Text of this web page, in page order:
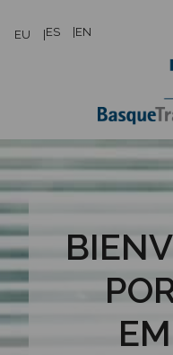
EU ES EN